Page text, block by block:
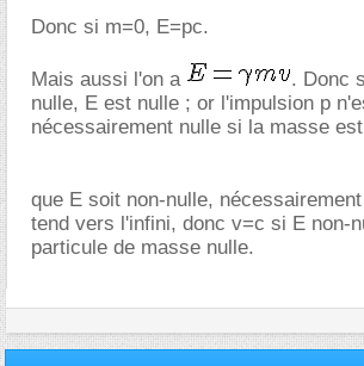
Donc si m=0, E=pc.
Mais aussi l'on a . Donc
nulle, E est nulle ; or l'impulsion p
nécessairement nulle si la masse
que E soit non-nulle, nécessairement
tend vers l'infini, donc v=c si E non-
particule de masse nulle.